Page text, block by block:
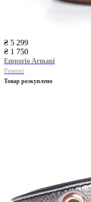
₴ 5 299
₴ 1 750
Emporio Armani
Ремені
Товар розкуплено